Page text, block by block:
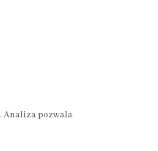
. Analiza pozwala